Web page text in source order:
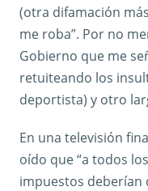
(otra difamación
me roba”. Por no
Gobierno que me
retuiteando los
deportista) y otro
En una televisión
oído que “a todos
impuestos deberían